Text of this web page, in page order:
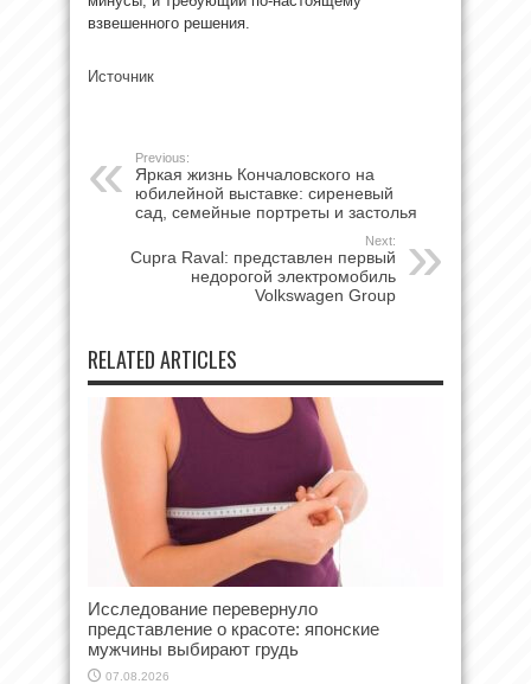
взвешенного решения.
Источник
Previous:
Яркая жизнь Кончаловского на
юбилейной выставке: сиреневый
сад, семейные портреты и застолья
Next:
Cupra Raval: представлен первый
недорогой электромобиль
Volkswagen Group
RELATED ARTICLES
Исследование перевернуло
представление о красоте: японские
мужчины выбирают грудь
07.08.2026